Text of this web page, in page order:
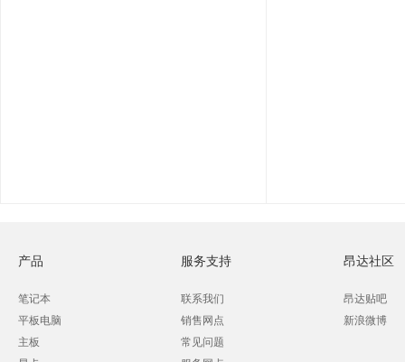
产品
笔记本
平板电脑
主板
服务支持
联系我们
销售网点
常见问题
昂达社区
昂达贴吧
新浪微博